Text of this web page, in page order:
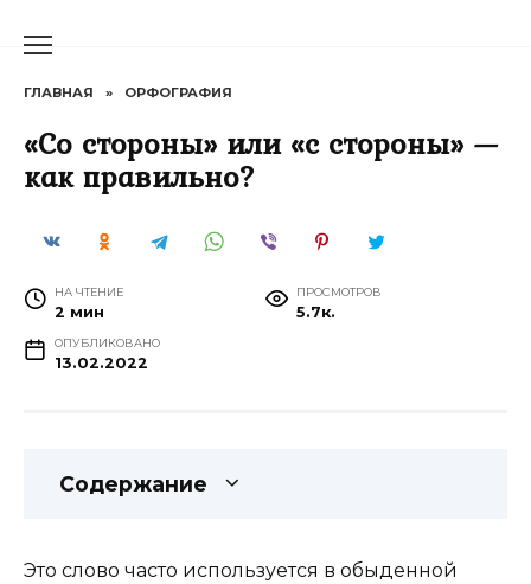
ГЛАВНАЯ » ОРФОГРАФИЯ
«Со стороны» или «с стороны» —
как правильно?
НА ЧТЕНИЕ
2 мин
ПРОСМОТРОВ
5.7к.
ОПУБЛИКОВАНО
13.02.2022
Содержание
Это слово часто используется в обыденной